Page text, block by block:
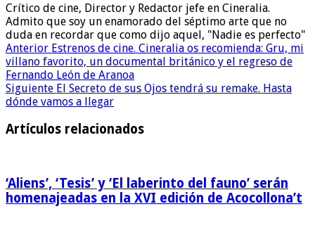
Crítico de cine, Director y Redactor jefe en Cineralia.
Admito que soy un enamorado del séptimo arte que no
duda en recordar que como dijo aquel, "Nadie es perfecto"
Anterior Estrenos de cine. Cineralia os recomienda: Gru, mi
villano favorito, un documental británico y el regreso de
Fernando León de Aranoa
Siguiente El Secreto de sus Ojos tendrá su remake. Hasta
dónde vamos a llegar
Artículos relacionados
‘Aliens’, ‘Tesis’ y ‘El laberinto del fauno’ serán
homenajeadas en la XVI edición de Acocollona’t